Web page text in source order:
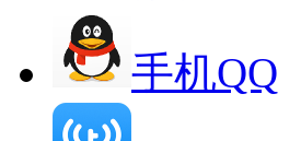
手机QQ